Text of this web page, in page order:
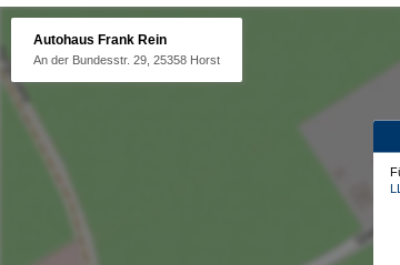
Autohaus Frank Rein
An der Bundesstr. 29, 25358 Horst